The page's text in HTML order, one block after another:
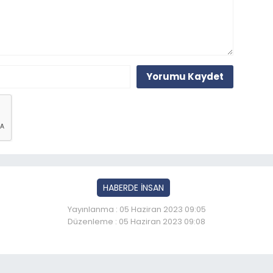
Yorumu Kaydet
HABERDE İNSAN
Yayınlanma : 05 Haziran 2023 09:05
Düzenleme : 05 Haziran 2023 09:08